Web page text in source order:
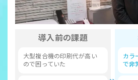
導入前の課題
大型複合機の印刷代が高い
ので困っていた
カラ
で非